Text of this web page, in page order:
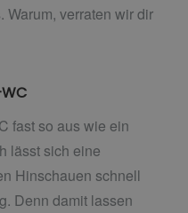
Warum, verraten wir dir
WC
fast so aus wie ein
lässt sich eine
Hinschauen schnell
Denn damit lassen